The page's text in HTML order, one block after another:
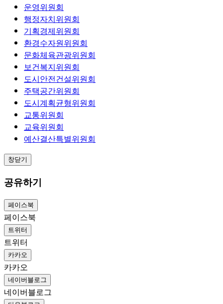
운영위원회
행정자치위원회
기획경제위원회
환경수자원위원회
문화체육관광위원회
보건복지위원회
도시안전건설위원회
주택공간위원회
도시계획균형위원회
교통위원회
교육위원회
예산결산특별위원회
창닫기
공유하기
페이스북
페이스북
트위터
트위터
카카오
카카오
네이버블로그
네이버블로그